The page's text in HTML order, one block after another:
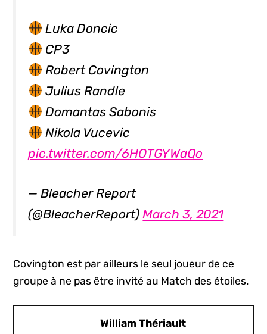
Luka Doncic
CP3
Robert Covington
Julius Randle
Domantas Sabonis
Nikola Vucevic
pic.twitter.com/6HOTGYWaQo
— Bleacher Report
(@BleacherReport)March 3, 2021
Covington est par ailleurs le seul joueur de ce
groupe à ne pas être invité au Match des étoiles.
William Thériault